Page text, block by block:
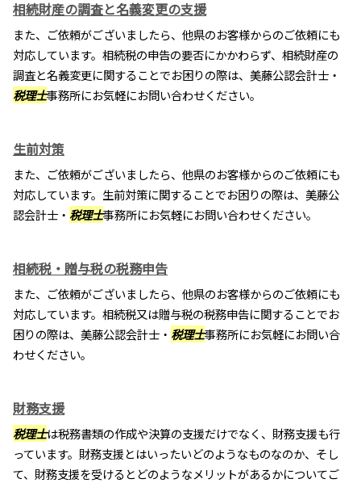
相続財産の調査と名義変更の支援
また、ご依頼がございましたら、他県のお客様からのご依頼にも
対応しています。相続税の申告の要否にかかわらず、相続財産の
調査と名義変更に関することでお困りの際は、美藤公認会計士・
税理士事務所にお気軽にお問い合わせください。
生前対策
また、ご依頼がございましたら、他県のお客様からのご依頼にも
対応しています。生前対策に関することでお困りの際は、美藤公
認会計士・ 税理士事務所にお気軽にお問い合わせください。
相続税・贈与税の税務申告
また、ご依頼がございましたら、他県のお客様からのご依頼にも
対応しています。相続税又は贈与税の税務申告に関することでお
困りの際は、美藤公認会計士・ 税理士事務所にお気軽にお問い合
わせください。
財務支援
税理士は税務書類の作成や決算の支援だけでなく、財務支援も行
っています。財務支援とはいったいどのようなものなのか、そし
て、財務支援を受けるとどのようなメリットがあるかについてご